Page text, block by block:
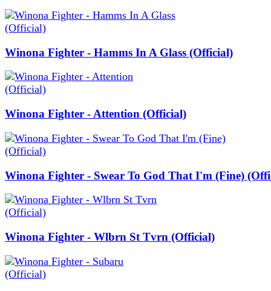
Winona Fighter - Hamms In A Glass (Official)
Winona Fighter - Attention (Official)
Winona Fighter - Swear To God That I'm (Fine)
Winona Fighter - Wlbrn St Tvrn (Official)